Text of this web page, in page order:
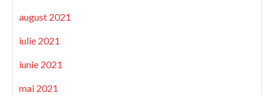
august 2021
iulie 2021
iunie 2021
mai 2021